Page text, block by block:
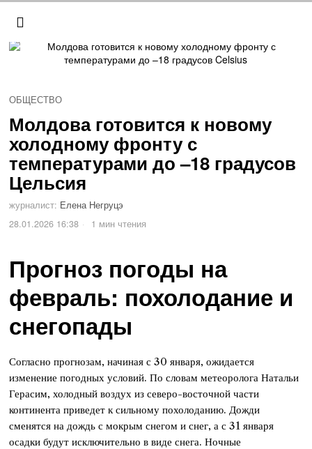
ОБЩЕСТВО
Молдова готовится к новому
холодному фронту с
температурами до –18 градусов
Цельсия
журналист: Елена Негруцэ
28.01.2026 16:38
1 мин чтения
Прогноз погоды на
февраль: похолодание и
снегопады
Согласно прогнозам, начиная с 30 января, ожидается
изменение погодных условий. По словам метеоролога Натальи
Герасим, холодный воздух из северо-восточной части
континента приведет к сильному похолоданию. Дожди
сменятся на дождь с мокрым снегом и снег, а с 31 января
осадки будут исключительно в виде снега. Ночные